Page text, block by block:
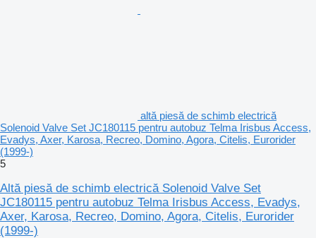
altă piesă de schimb electrică
Solenoid Valve Set JC180115 pentru autobuz Telma Irisbus Access,
Evadys, Axer, Karosa, Recreo, Domino, Agora, Citelis, Eurorider
(1999-)
5
Altă piesă de schimb electrică Solenoid Valve Set
JC180115 pentru autobuz Telma Irisbus Access, Evadys,
Axer, Karosa, Recreo, Domino, Agora, Citelis, Eurorider
(1999-)